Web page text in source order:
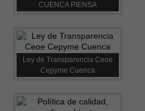
CUENCA PIENSA
Ley de Transparencia Ceoe
Cepyme Cuenca